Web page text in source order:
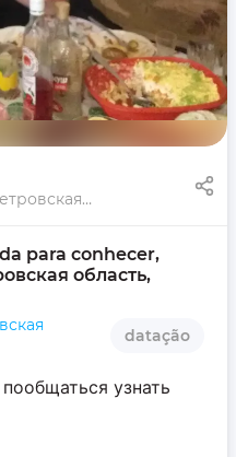
Кам'янське, Днепропетровская область, Украина
para conhecer,
область,
datação
узнать